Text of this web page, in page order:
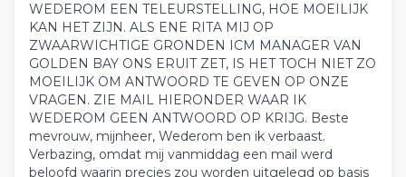
WEDEROM EEN TELEURSTELLING, HOE MOEILIJK
KAN HET ZIJN. ALS ENE RITA MIJ OP
ZWAARWICHTIGE GRONDEN ICM MANAGER VAN
GOLDEN BAY ONS ERUIT ZET, IS HET TOCH NIET ZO
MOEILIJK OM ANTWOORD TE GEVEN OP ONZE
VRAGEN. ZIE MAIL HIERONDER WAAR IK
WEDEROM GEEN ANTWOORD OP KRIJG. Beste
mevrouw, mijnheer, Wederom ben ik verbaast.
Verbazing, omdat mij vanmiddag een mail werd
beloofd waarin precies zou worden uitgelegd op basis